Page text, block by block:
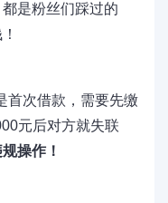
是粉丝们踩过的
首次借款，需要先缴
元后对方就失联
操作！